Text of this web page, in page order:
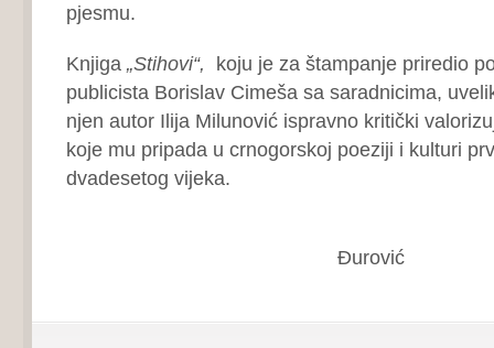
pjesmu.
Knjiga „Stihovi“,
koju je za štampanje priredio
publicista Borislav Cimeša sa saradnicima,
njen autor Ilija Milunović ispravno kritički
koje mu pripada u crnogorskoj poeziji i kulturi
dvadesetog vijeka.
Đurović